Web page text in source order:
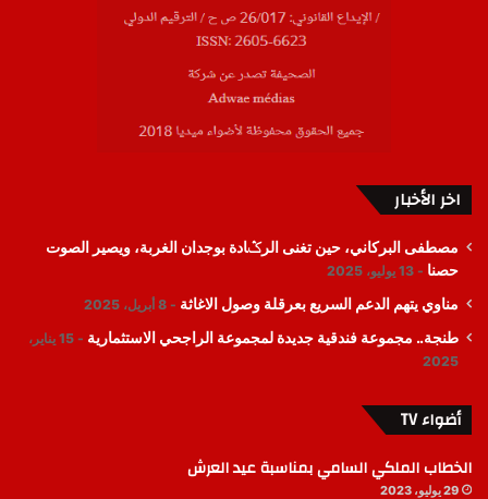
اخر الأخبار
مصطفى البركاني، حين تغنى الرݣادة بوجدان الغربة، ويصير الصوت
حصنا
13 يوليو، 2025
مناوي يتهم الدعم السريع بعرقلة وصول الاغاثة 8 أبريل، 2025
طنجة.. مجموعة فندقية جديدة لمجموعة الراجحي الاستثمارية
15 يناير،
2025
أضواء TV
الخطاب الملكي السامي بمناسبة عيد العرش
29 يوليو، 2023